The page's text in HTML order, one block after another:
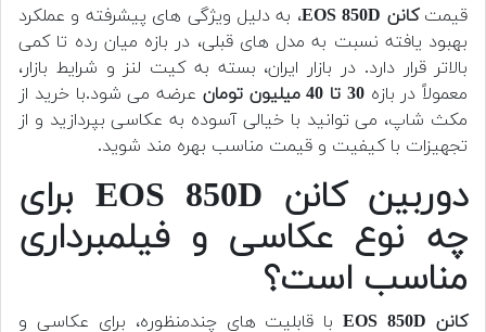
قیمتکانن EOS 850D
، به دلیل ویژگی های پیشرفته و عملکرد
بهبود یافته نسبت به مدل های قبلی، در بازه میان رده تا کمی
بالاتر قرار دارد. در بازار ایران، بسته به کیت لنز و شرایط بازار،
معمولاً در بازه30 تا 40 میلیون تومان
عرضه می شود.با خرید از
مکث شاپ، می توانید با خیالی آسوده به عکاسی بپردازید و از
تجهیزات با کیفیت و قیمت مناسب بهره مند شوید.
دوربین کانن EOS 850D برای
چه نوع عکاسی و فیلمبرداری
مناسب است؟
کانن EOS 850D با قابلیت های چندمنظوره، برای عکاسی و